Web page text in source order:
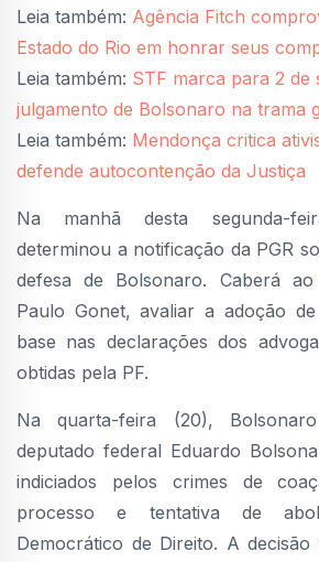
Leia também: Agência Fitch
Estado do Rio em honrar seus
Leia também: STF marca para 2 de
julgamento de Bolsonaro na trama
Leia também: Mendonça critica
defende autocontenção da Justiça
Na manhã desta segunda-
determinou a notificação da PGR
defesa de Bolsonaro. Caberá
Paulo Gonet, avaliar a adoção
base nas declarações dos
obtidas pela PF.
Na quarta-feira (20),
deputado federal Eduardo
indiciados pelos crimes de
processo e tentativa de
Democrático de Direito. A